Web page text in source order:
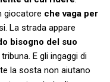
giocatore che vaga per
La strada appare
bisogno del suo
E gli ingaggi di
la sosta non aiutano